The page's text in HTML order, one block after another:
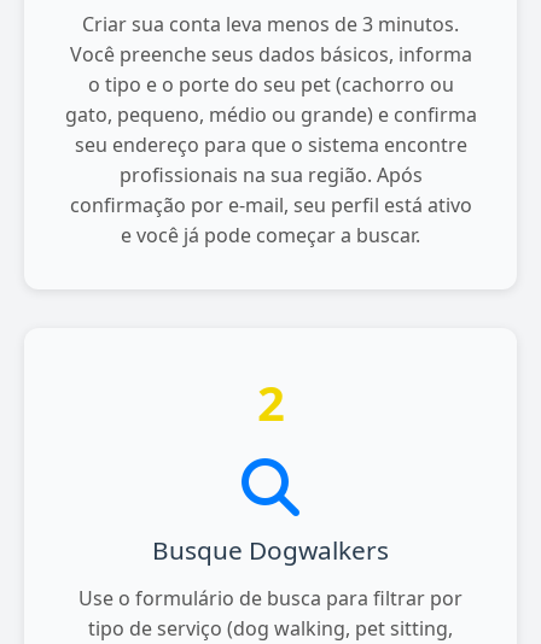
Criar sua conta leva menos de 3 minutos.
Você preenche seus dados básicos, informa
o tipo e o porte do seu pet (cachorro ou
gato, pequeno, médio ou grande) e confirma
seu endereço para que o sistema encontre
profissionais na sua região. Após
confirmação por e-mail, seu perfil está ativo
e você já pode começar a buscar.
2
Busque Dogwalkers
Use o formulário de busca para filtrar por
tipo de serviço (dog walking, pet sitting,